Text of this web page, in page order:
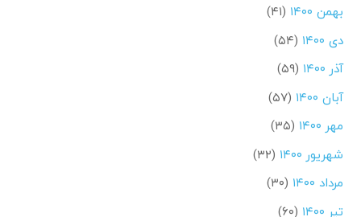
بهمن ۱۴۰۰
(۴۱)
دی ۱۴۰۰
(۵۴)
آذر ۱۴۰۰
(۵۹)
آبان ۱۴۰۰
(۵۷)
مهر ۱۴۰۰
(۳۵)
شهریور ۱۴۰۰
(۳۲)
مرداد ۱۴۰۰
(۳۰)
تیر ۱۴۰۰
(۶۰)